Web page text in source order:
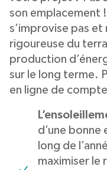
son emplacement
s’improvise pas
rigoureuse du
production
sur le long terme.
en ligne de
d’une
long de
maximiser le